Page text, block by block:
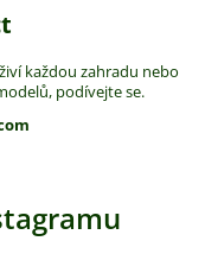
každou zahradu nebo
podívejte se.